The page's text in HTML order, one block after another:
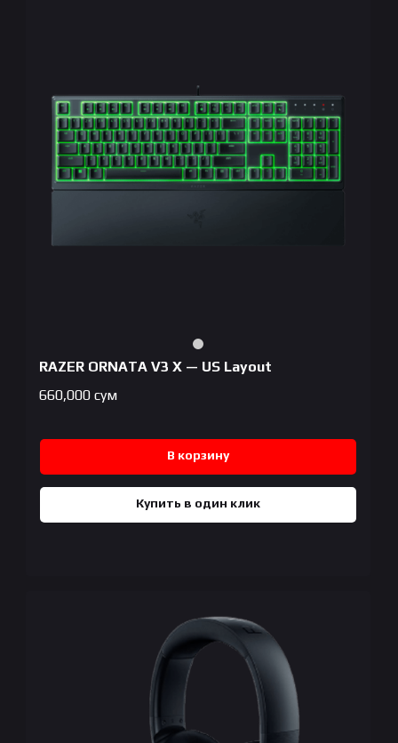
RAZER ORNATA V3 X — US Layout
660,000 сум
В корзину
Купить в один клик